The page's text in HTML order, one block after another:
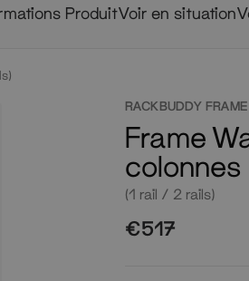
deProduitVoir en situation
RACKBUDDY
Frame
colonnes
(1 rail / 2 rails)
€517